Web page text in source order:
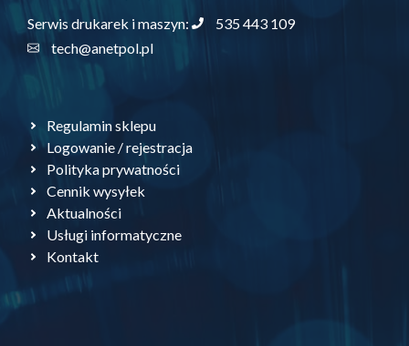
Serwis drukarek i maszyn:
535 443 109
tech@anetpol.pl
Regulamin sklepu
Logowanie / rejestracja
Polityka prywatności
Cennik wysyłek
Aktualności
Usługi informatyczne
Kontakt